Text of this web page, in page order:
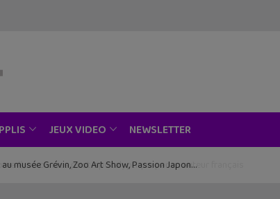
JEUX VIDEO NEWSLETTER
musée Grévin, Zoo Art Show, Passion Japon…